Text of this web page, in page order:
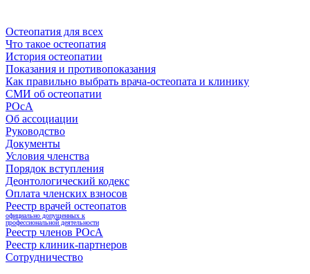
Остеопатия для всех
Что такое остеопатия
История остеопатии
Показания и противопоказания
Как правильно выбрать врача-остеопата и клинику
СМИ об остеопатии
РОсА
Об ассоциации
Руководство
Документы
Условия членства
Порядок вступления
Деонтологический кодекс
Оплата членских взносов
Реестр врачей остеопатов
официально допущенных к
профессиональной деятельности
Реестр членов РОсА
Реестр клиник-партнеров
Сотрудничество